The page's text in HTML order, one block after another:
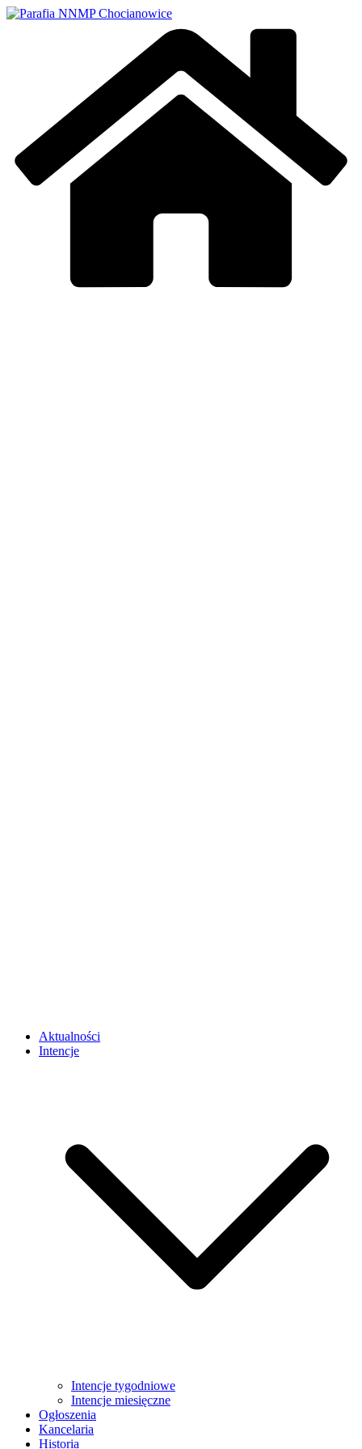
Przejdź
Aktualności
Intencje
Intencje tygodniowe
Intencje miesięczne
Ogłoszenia
Kancelaria
Historia